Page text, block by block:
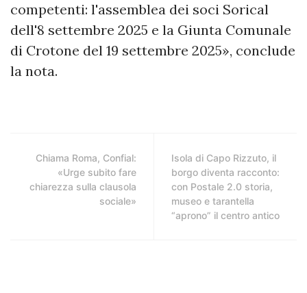
competenti: l'assemblea dei soci Sorical
dell'8 settembre 2025 e la Giunta Comunale
di Crotone del 19 settembre 2025», conclude
la nota.
Chiama Roma, Confial:
«Urge subito fare
chiarezza sulla clausola
sociale»
Isola di Capo Rizzuto, il
borgo diventa racconto:
con Postale 2.0 storia,
museo e tarantella
“aprono” il centro antico